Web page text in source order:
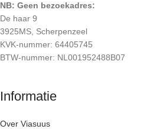
NB: Geen bezoekadres:
De haar 9
3925MS, Scherpenzeel
KVK-nummer: 64405745
BTW-nummer: NL001952488B07
Informatie
Over Viasuus